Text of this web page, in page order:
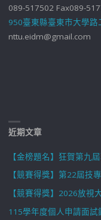
089-517502 Fax089-
950臺東縣臺東市大學路
nttu.eidm@gmail.com
近期文章
【金榜題名】狂賀第九
【競賽得獎】第22屆技
【競賽得獎】2026放視
115學年度個人申請面